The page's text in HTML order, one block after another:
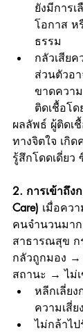
ยังมีการ
โอกาส ห
ธรรม
กลัวเสีย
ส่วนตัวอ
ขาดควา
ติดเชื้อโด
ผลลัพธ์ ผู้ติดเ
ทางจิตใจ เกิ
รู้สึกโดดเดี่ยว
2. การเข้าถึง
Care) เมื่อคว
คนจำนวนมาก
สาธารณสุข ก
กลัวถูกมอง →
สถานะ → ไม่
หลีกเลี่ยง
ความเสี่ยง
ไม่กล้าไ